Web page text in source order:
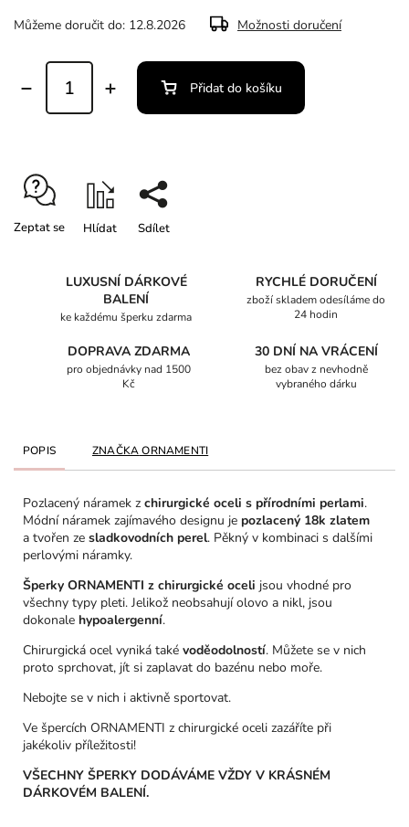
Můžeme doručit do: 12.8.2026 Možnosti doručení
Přidat do košíku
Zeptat se Hlídat Sdílet
LUXUSNÍ DÁRKOVÉ
BALENÍ
ke každému šperku zdarma
RYCHLÉ DORUČENÍ
zboží skladem odesíláme do
24 hodin
DOPRAVA ZDARMA
pro objednávky nad 1500
Kč
30 DNÍ NA VRÁCENÍ
bez obav z nevhodně
vybraného dárku
POPIS ZNAČKAORNAMENTI
Pozlacený náramek z chirurgické oceli s přírodními perlami.
Módní náramek zajímavého designu je pozlacený 18k zlatem
a tvořen ze sladkovodních perel. Pěkný v kombinaci s dalšími
perlovými náramky.
Šperky ORNAMENTI z chirurgické oceli jsou vhodné pro
všechny typy pleti. Jelikož neobsahují olovo a nikl, jsou
dokonale hypoalergenní.
Chirurgická ocel vyniká také voděodolností. Můžete se v nich
proto sprchovat, jít si zaplavat do bazénu nebo moře.
Nebojte se v nich i aktivně sportovat.
Ve špercích ORNAMENTI z chirurgické oceli zazáříte při
jakékoliv příležitosti!
VŠECHNY ŠPERKY DODÁVÁME VŽDY V KRÁSNÉM
DÁRKOVÉM BALENÍ.